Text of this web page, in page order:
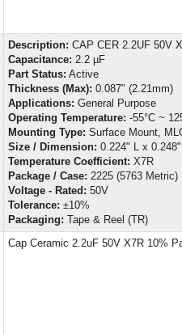
Description: CAP CER 2.2UF 50V
Capacitance: 2.2 µF
Part Status: Active
Thickness (Max): 0.087" (2.21mm)
Applications: General Purpose
Operating Temperature: -55°C ~
Mounting Type: Surface Mount,
Size / Dimension: 0.224" L x
Temperature Coefficient: X7R
Package / Case: 2225 (5763 Metric)
Voltage - Rated: 50V
Tolerance: ±10%
Packaging: Tape & Reel (TR)
Cap Ceramic 2.2uF 50V X7R 10%